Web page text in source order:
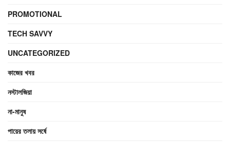
PROMOTIONAL
TECH SAVVY
UNCATEGORIZED
কাজের খবর
নস্টালজিয়া
না-মানুষ
পায়ের তলায় সর্ষে